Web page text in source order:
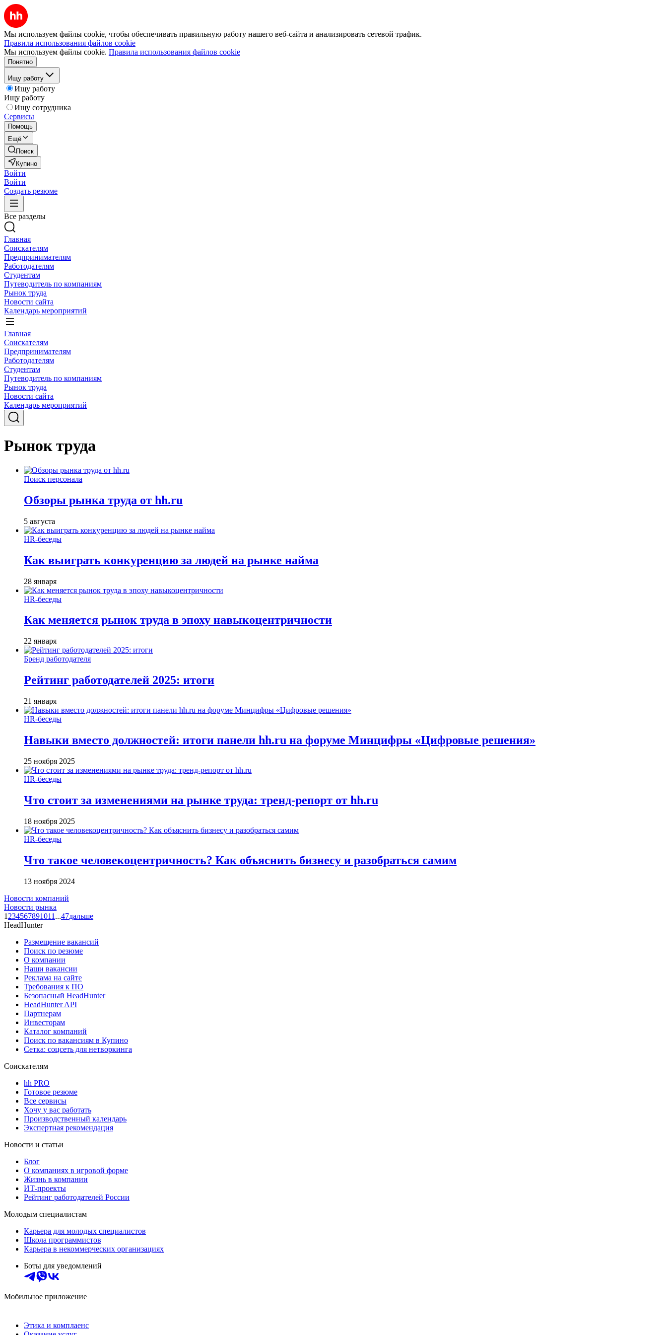
Мы используем файлы cookie, чтобы обеспечивать правильную работу нашего веб-сайта и анализировать сетевой трафик.
Правила использования файлов cookie
Мы используем файлы cookie. Правила использования файлов cookie
Понятно
Ищу работу
Ищу работу
Ищу работу
Ищу сотрудника
Сервисы
Помощь
Ещё
Поиск
Купино
Войти
Войти
Создать резюме
Все разделы
Главная
Соискателям
Предпринимателям
Работодателям
Студентам
Путеводитель по компаниям
Рынок труда
Новости сайта
Календарь мероприятий
Главная
Соискателям
Предпринимателям
Работодателям
Студентам
Путеводитель по компаниям
Рынок труда
Новости сайта
Календарь мероприятий
Рынок труда
Поиск персонала
Обзоры рынка труда от hh.ru
5 августа
HR-беседы
Как выиграть конкуренцию за людей на рынке найма
28 января
HR-беседы
Как меняется рынок труда в эпоху навыкоцентричности
22 января
Бренд работодателя
Рейтинг работодателей 2025: итоги
21 января
HR-беседы
Навыки вместо должностей: итоги панели hh.ru на форуме Минцифры «Цифровые решения»
25 ноября 2025
HR-беседы
Что стоит за изменениями на рынке труда: тренд-репорт от hh.ru
18 ноября 2025
HR-беседы
Что такое человеко­центричность? Как объяснить бизнесу и разобраться самим
13 ноября 2024
Новости компаний
Новости рынка
1 234567891011 ...47дальше
HeadHunter
Размещение вакансий
Поиск по резюме
О компании
Наши вакансии
Реклама на сайте
Требования к ПО
Безопасный HeadHunter
HeadHunter API
Партнерам
Инвесторам
Каталог компаний
Поиск по вакансиям в Купино
Сетка: соцсеть для нетворкинга
Соискателям
hh PRO
Готовое резюме
Все сервисы
Хочу у вас работать
Производственный календарь
Экспертная рекомендация
Новости и статьи
Блог
О компаниях в игровой форме
Жизнь в компании
ИТ-проекты
Рейтинг работодателей России
Молодым специалистам
Карьера для молодых специалистов
Школа программистов
Карьера в некоммерческих организациях
Боты для уведомлений
Мобильное приложение
Этика и комплаенс